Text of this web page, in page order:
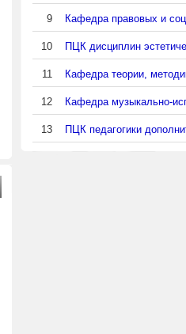
9 Кафедра правовых и
10 ПЦК дисциплин
11 Кафедра теории,
12 Кафедра музыкально-
13 ПЦК педагогики